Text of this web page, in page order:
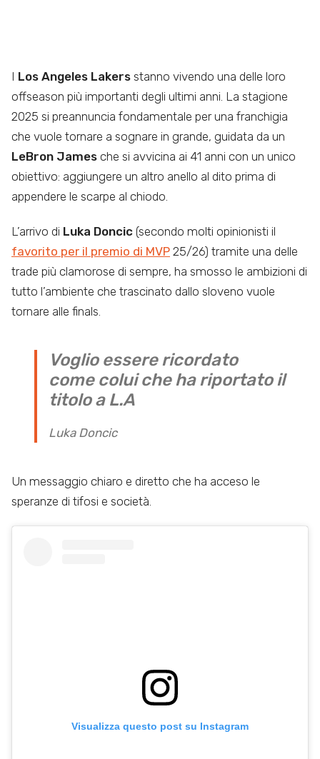
I Los Angeles Lakers stanno vivendo una delle loro
offseason più importanti degli ultimi anni. La stagione
2025 si preannuncia fondamentale per una franchigia
che vuole tornare a sognare in grande, guidata da un
LeBron James che si avvicina ai 41 anni con un unico
obiettivo: aggiungere un altro anello al dito prima di
appendere le scarpe al chiodo.
L’arrivo di Luka Doncic (secondo molti opinionisti il
favorito per il premio di MVP 25/26) tramite una delle
trade più clamorose di sempre, ha smosso le ambizioni di
tutto l’ambiente che trascinato dallo sloveno vuole
tornare alle finals.
Voglio essere ricordato
come colui che ha riportato il
titolo a L.A
Luka Doncic
Un messaggio chiaro e diretto che ha acceso le
speranze di tifosi e società.
Visualizza questo post su Instagram